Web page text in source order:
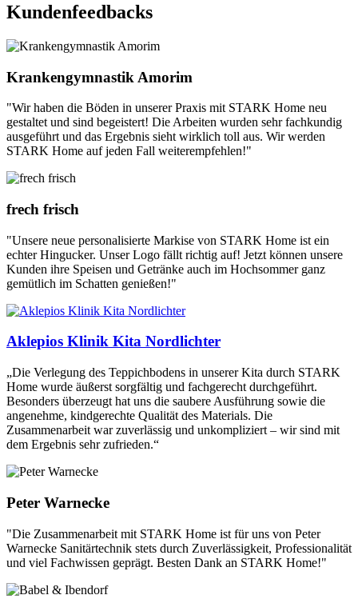
Kundenfeedbacks
Krankengymnastik Amorim
"Wir haben die Böden in unserer Praxis mit STARK Home neu
gestaltet und sind begeistert! Die Arbeiten wurden sehr fachkundig
ausgeführt und das Ergebnis sieht wirklich toll aus. Wir werden
STARK Home auf jeden Fall weiterempfehlen!"
frech frisch
"Unsere neue personalisierte Markise von STARK Home ist ein
echter Hingucker. Unser Logo fällt richtig auf! Jetzt können unsere
Kunden ihre Speisen und Getränke auch im Hochsommer ganz
gemütlich im Schatten genießen!"
Aklepios Klinik Kita Nordlichter
„Die Verlegung des Teppichbodens in unserer Kita durch STARK
Home wurde äußerst sorgfältig und fachgerecht durchgeführt.
Besonders überzeugt hat uns die saubere Ausführung sowie die
angenehme, kindgerechte Qualität des Materials. Die
Zusammenarbeit war zuverlässig und unkompliziert – wir sind mit
dem Ergebnis sehr zufrieden.“
Peter Warnecke
"Die Zusammenarbeit mit STARK Home ist für uns von Peter
Warnecke Sanitärtechnik stets durch Zuverlässigkeit, Professionalität
und viel Fachwissen geprägt. Besten Dank an STARK Home!"